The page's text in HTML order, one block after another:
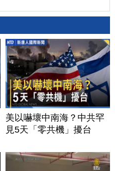
美以嚇壞中南海？中共罕
見5天「零共機」擾台